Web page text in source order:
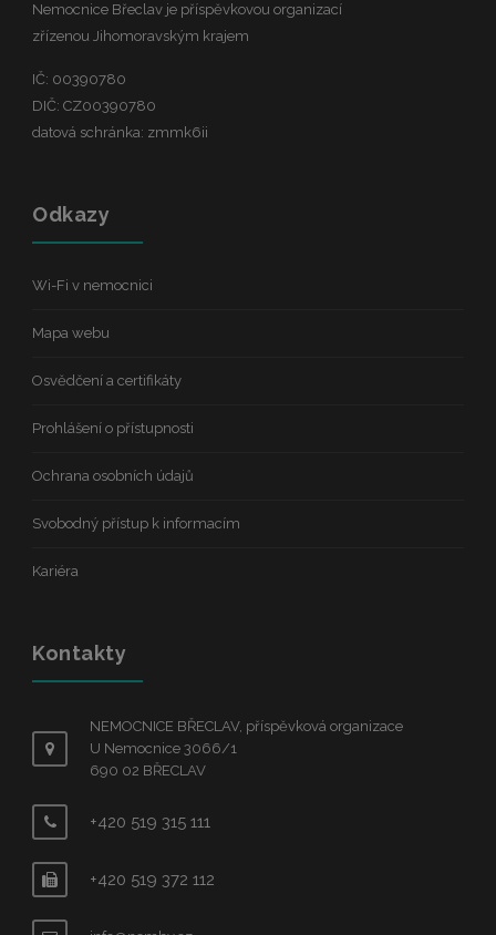
Nemocnice Břeclav je příspěvkovou organizací
zřízenou Jihomoravským krajem
IČ: 00390780
DIČ: CZ00390780
datová schránka: zmmk6ii
Odkazy
Wi-Fi v nemocnici
Mapa webu
Osvědčení a certifikáty
Prohlášení o přístupnosti
Ochrana osobních údajů
Svobodný přístup k informacím
Kariéra
Kontakty
NEMOCNICE BŘECLAV, příspěvková organizace
U Nemocnice 3066/1
690 02 BŘECLAV
+420 519 315 111
+420 519 372 112